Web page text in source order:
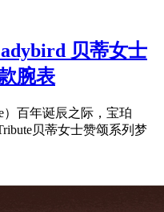
贝蒂女士
腕表
）百年诞辰之际，宝珀
贝蒂女士赞颂系列梦